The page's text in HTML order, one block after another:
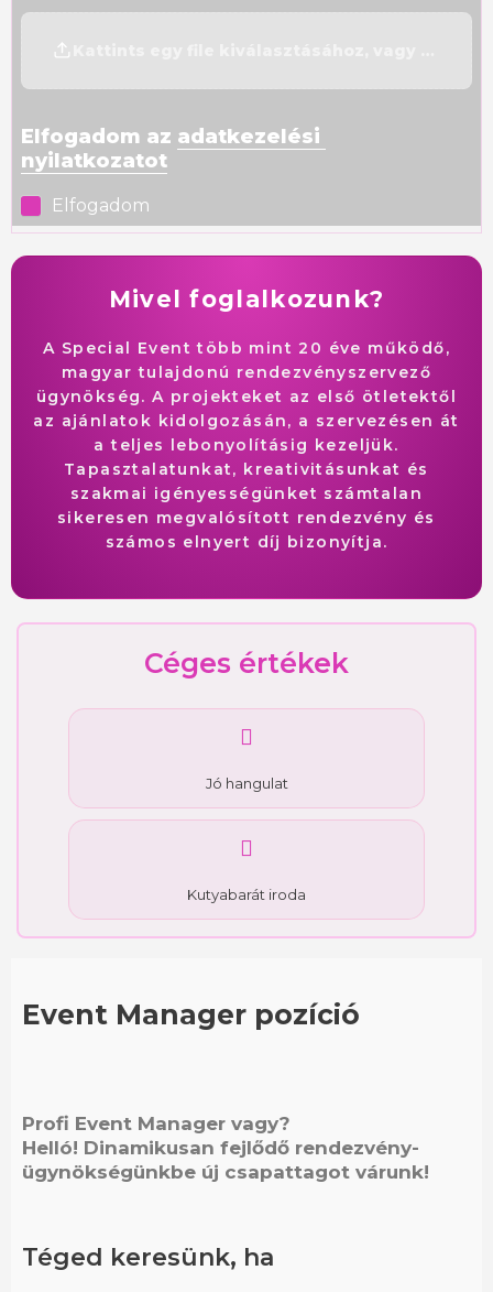
Mivel foglalkozunk?
A Special Event több mint 20 éve működő,
magyar tulajdonú rendezvényszervező
ügynökség. A projekteket az első ötletektől
az ajánlatok kidolgozásán, a szervezésen át
a teljes lebonyolításig kezeljük.
Tapasztalatunkat, kreativitásunkat és
szakmai igényességünket számtalan
sikeresen megvalósított rendezvény és
számos elnyert díj bizonyítja.
Céges értékek
Jó hangulat
Kutyabarát iroda
Event Manager pozíció
Profi Event Manager vagy?
Helló! Dinamikusan fejlődő rendezvény-
ügynökségünkbe új csapattagot várunk!
Téged keresünk, ha